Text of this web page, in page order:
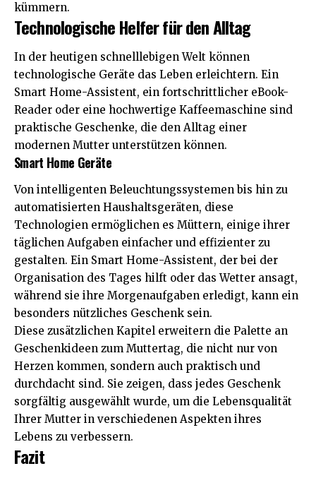
kümmern.
Technologische Helfer für den Alltag
In der heutigen schnelllebigen Welt können
technologische Geräte das Leben erleichtern. Ein
Smart Home-Assistent, ein fortschrittlicher eBook-
Reader oder eine hochwertige Kaffeemaschine sind
praktische Geschenke, die den Alltag einer
modernen Mutter unterstützen können.
Smart Home Geräte
Von intelligenten Beleuchtungssystemen bis hin zu
automatisierten Haushaltsgeräten, diese
Technologien ermöglichen es Müttern, einige ihrer
täglichen Aufgaben einfacher und effizienter zu
gestalten. Ein Smart Home-Assistent, der bei der
Organisation des Tages hilft oder das Wetter ansagt,
während sie ihre Morgenaufgaben erledigt, kann ein
besonders nützliches Geschenk sein.
Diese zusätzlichen Kapitel erweitern die Palette an
Geschenkideen zum Muttertag, die nicht nur von
Herzen kommen, sondern auch praktisch und
durchdacht sind. Sie zeigen, dass jedes Geschenk
sorgfältig ausgewählt wurde, um die Lebensqualität
Ihrer Mutter in verschiedenen Aspekten ihres
Lebens zu verbessern.
Fazit